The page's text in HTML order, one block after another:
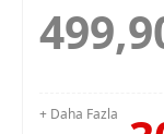
+ Daha Fazla